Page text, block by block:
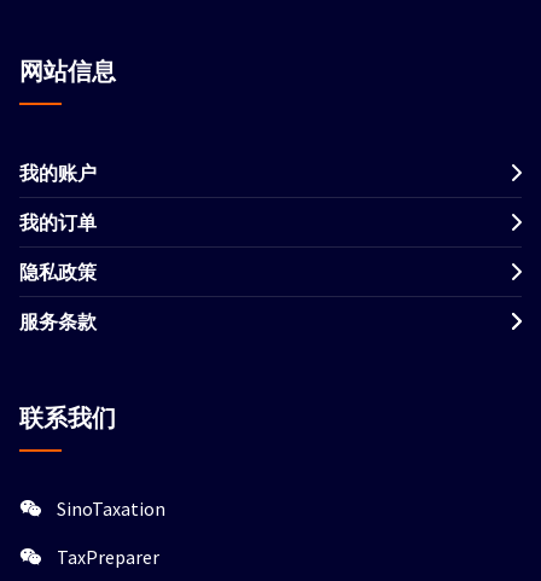
网站信息
我的账户
我的订单
隐私政策
服务条款
联系我们
SinoTaxation
TaxPreparer